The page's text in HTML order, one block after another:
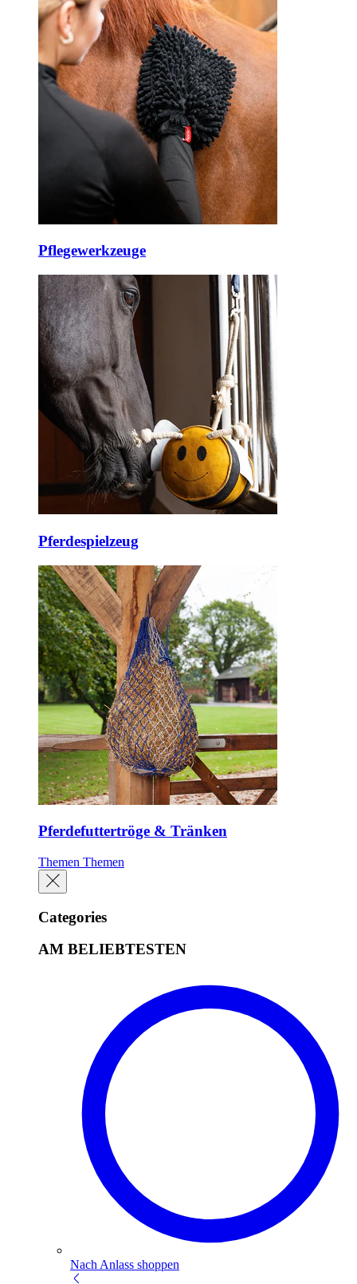
Pflegewerkzeuge
Pferdespielzeug
Pferdefuttertröge & Tränken
Themen Themen
Categories
AM BELIEBTESTEN
Nach Anlass shoppen